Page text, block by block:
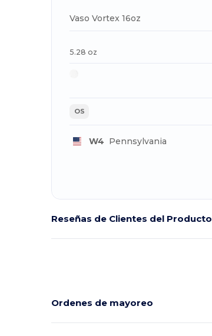
Vaso Vortex 16oz
5.28 oz
OS
W4 Pennsylvania
Reseñas de Clientes del Producto
Ordenes de mayoreo